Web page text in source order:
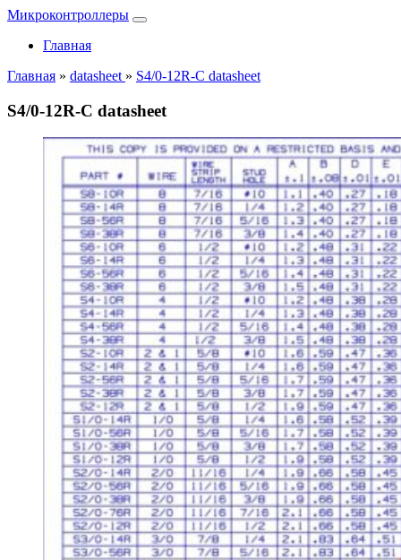
Микроконтроллеры
Главная
Главная » datasheet » S4/0-12R-C datasheet
S4/0-12R-C datasheet